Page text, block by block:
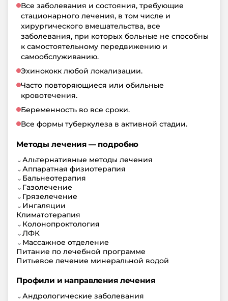
Все заболевания и состояния, требующие
стационарного лечения, в том числе и
хирургического вмешательства, все
заболевания, при которых больные не способны
к самостоятельному передвижению и
самообслуживанию.
Эхинококк любой локализации.
Часто повторяющиеся или обильные
кровотечения.
Беременность во все сроки.
Все формы туберкулеза в активной стадии.
Методы лечения — подробно
⌄Альтернативные методы лечения
⌄Аппаратная физиотерапия
⌄ Бальнеотерапия
⌄ Газолечение
⌄ Грязелечение
⌄ Ингаляции
Климатотерапия
⌄ Колонопроктология
⌄ЛФК
⌄ Массажное отделение
Питание по лечебной программе
Питьевое лечение минеральной водой
Профили и направления лечения
⌄Андрологические заболевания